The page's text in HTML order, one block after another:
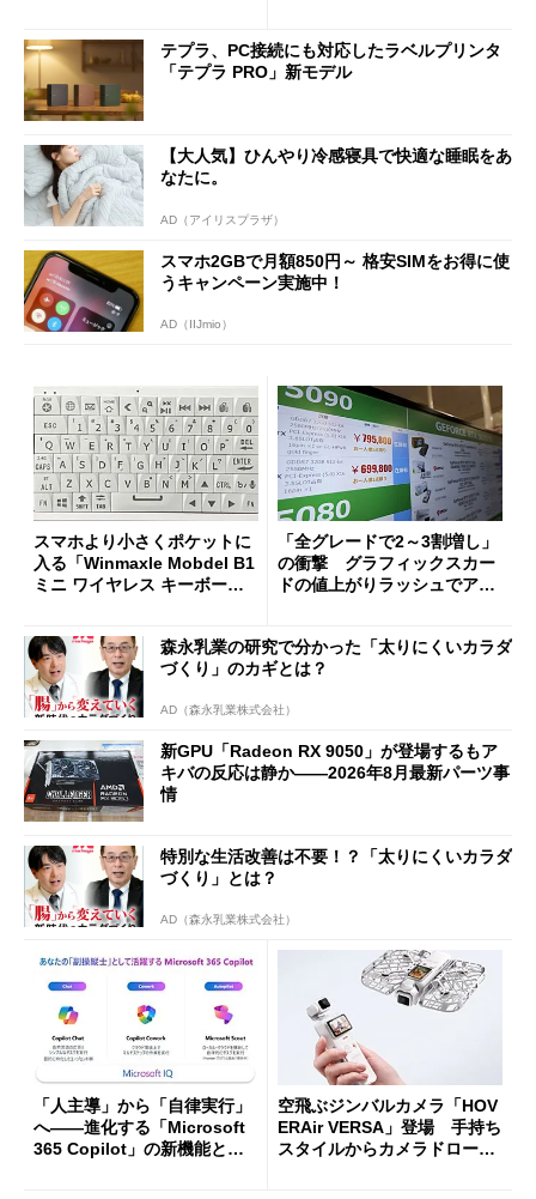
テプラ、PC接続にも対応したラベルプリンタ
「テプラ PRO」新モデル
【大人気】ひんやり冷感寝具で快適な睡眠をあ
なたに。
AD（アイリスプラザ）
スマホ2GBで月額850円～ 格安SIMをお得に使
うキャンペーン実施中！
AD（IIJmio）
スマホより小さくポケットに
入る「Winmaxle Mobdel B1
ミニ ワイヤレス キーボー
「全グレードで2～3割増し」
の衝撃 グラフィックスカー
ドの値上がりラッシュでアキ
森永乳業の研究で分かった「太りにくいカラダ
づくり」のカギとは？
AD（森永乳業株式会社）
新GPU「Radeon RX 9050」が登場するもア
キバの反応は静か――2026年8月最新パーツ事
情
特別な生活改善は不要！？「太りにくいカラダ
づくり」とは？
AD（森永乳業株式会社）
「人主導」から「自律実行」
へ――進化する「Microsoft
365 Copilot」の新機能とエ
空飛ぶジンバルカメラ「HOV
ERAir VERSA」登場 手持ち
スタイルからカメラドローン